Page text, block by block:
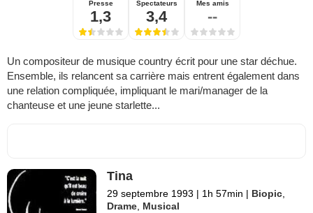
Presse
1,3
Spectateurs
3,4
Mes amis
--
Un compositeur de musique country écrit pour une star déchue.
Ensemble, ils relancent sa carrière mais entrent également dans
une relation compliquée, impliquant le mari/manager de la
chanteuse et une jeune starlette...
Tina
29 septembre 1993 | 1h 57min | Biopic,
Drame, Musical